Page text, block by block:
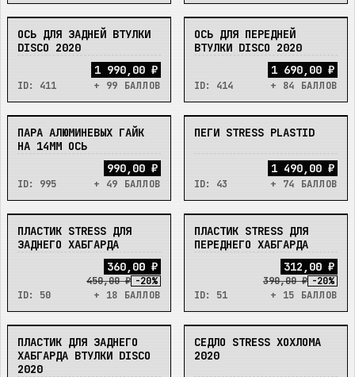
В_НАЛИЧИИ
ОСЬ ДЛЯ ЗАДНЕЙ ВТУЛКИ
DISCO 2020
ID: 411
1 990,00 ₽
+ 99 БАЛЛОВ
В_НАЛИЧИИ
ОСЬ ДЛЯ ПЕРЕДНЕЙ
ВТУЛКИ DISCO 2020
ID: 414
1 690,00 ₽
+ 84 БАЛЛОВ
В_НАЛИЧИИ
ПАРА АЛЮМИНЕВЫХ ГАЙК
НА 14ММ ОСЬ
ID: 995
990,00 ₽
+ 49 БАЛЛОВ
В_НАЛИЧИИ
ПЕГИ STRESS PLASTID
ID: 43
1 490,00 ₽
+ 74 БАЛЛОВ
В_НАЛИЧИИ
ПЛАСТИК STRESS ДЛЯ
ЗАДНЕГО ХАБГАРДА
ID: 50
360,00 ₽
450,00 ₽ -20%
+ 18 БАЛЛОВ
В_НАЛИЧИИ
ПЛАСТИК STRESS ДЛЯ
ПЕРЕДНЕГО ХАБГАРДА
ID: 51
312 ,00 ₽
390,00 ₽ -20%
+ 15 БАЛЛОВ
В_НАЛИЧИИ
ПЛАСТИК ДЛЯ ЗАДНЕГО
ХАБГАРДА ВТУЛКИ DISCO
2020
В_НАЛИЧИИ
СЕДЛО STRESS ХОХЛОМА
2020